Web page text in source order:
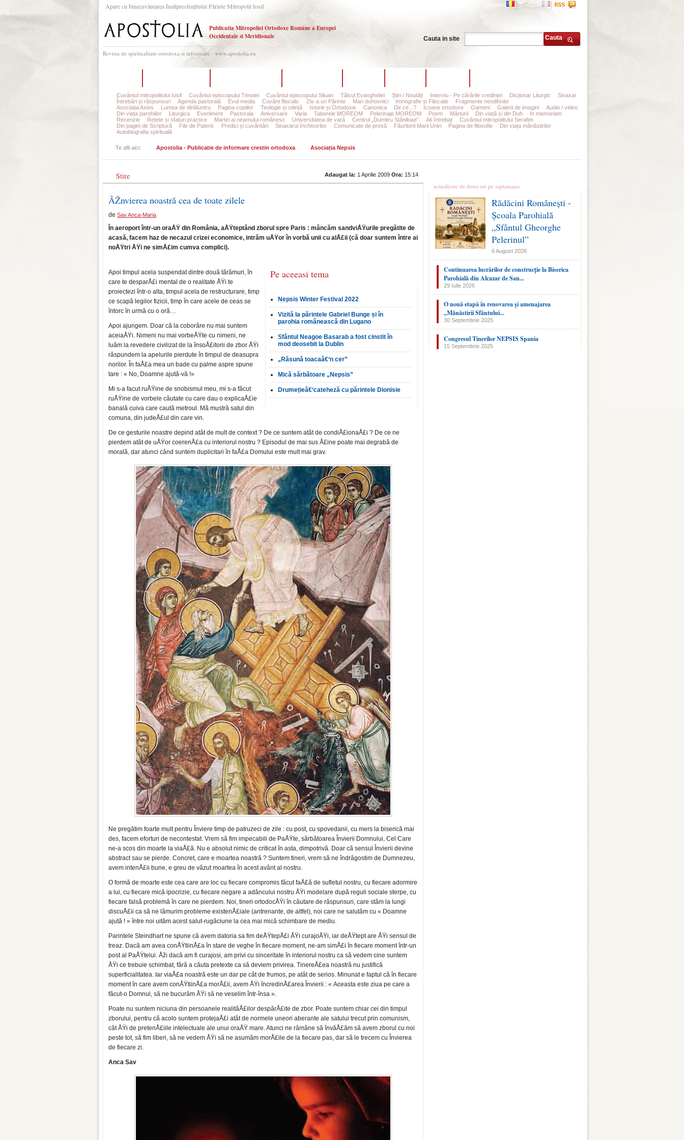
Apare cu binecuvântarea Înaltpresfinţitului Părinte Mitropolit Iosif Romana Francais
Publicatia Mitropoliei Ortodoxe Române a Europei
Occidentale si Meridionale
Revista de spiritualitate ortodoxa si informare - www.apostolia.eu
Cauta in site Cauta
Cuvântul mitropolitului Iosif Cuvântul episcopului Timotei Cuvântul episcopului Siluan Tâlcul Evangheliei Știri / Noutăți Interviu - Pe cărările credinței Dicționar Liturgic
Sinaxar
Întrebări și răspunsuri
Agenda pastorală Evul media Cuvânt filocalic Zis-a un Părinte Mari duhovnici Imnografie și Filocalie Fragmente neodihnite
Asociația Axios
Lumea de dinlăuntru Pagina copiilor Teologie și stiință Istorie și Ortodoxie Canonica De ce...? Icoane ortodoxe Oameni Galerii de imagini
Audio / video
Din viața parohiilor
Liturgica Eveniment Pastorala Aniversare Varia Taberele MOREOM Pelerinaje MOREOM Poem Mărturii Din viață și din Duh
In memoriam
Recenzie
Rețete și sfaturi practice Martiri ai neamului românesc Universitatea de vară Centrul „Dumitru Stăniloae” Ati întrebat
Cuvântul mitropolitului Serafim
Din pagini de Scriptură
File de Pateric Predici și cuvântări Sinaxarul închisorilor Comunicate de presă Făuritorii Marii Uniri Pagina de filosofie
Din viața mănăstirilor
Autobiografia spirituală
Te afli aici: Apostolia - Publicatie de informare crestin ortodoxa Asociația Nepsis
Stire Adaugat la: 1 Aprilie 2009 Ora: 15:14
ÃŽnvierea noastră cea de toate zilele
de Sav Anca-Maria
În aeroport într-un oraÅŸ din România, aÅŸteptând zborul spre Paris : mâncăm sandviÅŸurile pregătite de
acasă, facem haz de necazul crizei economice, intrăm uÅŸor în vorbă unii cu alÅ£ii (că doar suntem între ai
noÅŸtri ÅŸi ne simÅ£im cumva complici).
Pe aceeasi tema
Nepsis Winter Festival 2022
Vizită la părintele Gabriel Bunge și în
parohia românească din Lugano
Sfântul Neagoe Basarab a fost cinstit în
mod deosebit la Dublin
„Răsună toacaâ€‘n cer”
Mică sărbătoare „Nepsis”
Drumețieâ€‘cateheză cu părintele Dionisie
Apoi timpul acela suspendat dintre două tărâmuri, în
care te desparÅ£i mental de o realitate ÅŸi te
proiectezi într-o alta, timpul acela de restructurare, timp
ce scapă legilor fizicii, timp în care acele de ceas se
întorc în urmă cu o oră…
Apoi ajungem. Doar că la coborâre nu mai suntem
aceiaÅŸi. Nimeni nu mai vorbeÅŸte cu nimeni, ne
luăm la revedere civilizat de la însoÅ£itorii de zbor ÅŸi
răspundem la apelurile pierdute în timpul de deasupra
norilor. În faÅ£a mea un bade cu palme aspre spune
tare : « No, Doamne ajută-vă !»
Mi s-a facut ruÅŸine de snobismul meu, mi s-a făcut
ruÅŸine de vorbele căutate cu care dau o explicaÅ£ie
banală cuiva care caută metroul. Mă mustră satul din
comuna, din judeÅ£ul din care vin.
De ce gesturile noastre depind atât de mult de context ? De ce suntem atât de condiÅ£ionaÅ£i ? De ce ne
pierdem atât de uÅŸor coerenÅ£a cu interiorul nostru ? Episodul de mai sus Å£ine poate mai degrabă de
morală, dar atunci când suntem duplicitari în faÅ£a Domului este mult mai grav.
Ne pregătim foarte mult pentru Înviere timp de patruzeci de zile : cu post, cu spovedanii, cu mers la biserică mai
des, facem eforturi de necontestat. Vrem să fim impecabili de PaÅŸte, sărbătoarea Învierii Domnului, Cel Care
ne-a scos din moarte la viaÅ£ă. Nu e absolut nimic de criticat în asta, dimpotrivă. Doar că sensul Învierii devine
abstract sau se pierde. Concret, care e moartea noastră ? Suntem tineri, vrem să ne îndrăgostim de Dumnezeu,
avem intenÅ£ii bune, e greu de văzut moartea în acest avânt al nostru.
O formă de moarte este cea care are loc cu fiecare compromis făcut faÅ£ă de sufletul nostru, cu fiecare adormire
a lui, cu fiecare mică ipocrizie, cu fiecare negare a adâncului nostru ÅŸi modelare după reguli sociale sterpe, cu
fiecare falsă problemă în care ne pierdem. Noi, tineri ortodocÅŸi în căutare de răspunsuri, care stăm la lungi
discuÅ£ii ca să ne lămurim probleme existenÅ£iale (antrenante, de altfel), noi care ne salutăm cu « Doamne
ajută ! » între noi uităm acest salut-rugăciune la cea mai mică schimbare de mediu.
Parintele Steindhart ne spune că avem datoria sa fim deÅŸtepÅ£i ÅŸi curajoÅŸi, iar deÅŸtept are ÅŸi sensul de
treaz. Dacă am avea conÅŸtiinÅ£a în stare de veghe în fiecare moment, ne-am simÅ£i în fiecare moment într-un
post al PaÅŸtelui. Åži dacă am fi curajosi, am privi cu sinceritate în interiorul nostru ca să vedem cine suntem
ÅŸi ce trebuie schimbat, fără a căuta pretexte ca să deviem privirea. TinereÅ£ea noastră nu justifică
superficialitatea. Iar viaÅ£a noastră este un dar pe cât de frumos, pe atât de serios. Minunat e faptul că în fiecare
moment în care avem conÅŸtiinÅ£a morÅ£ii, avem ÅŸi încredinÅ£area Învierii : « Aceasta este ziua pe care a
făcut-o Domnul, să ne bucurăm ÅŸi să ne veselim într-însa ».
Poate nu suntem niciuna din persoanele realităÅ£ilor despărÅ£ite de zbor. Poate suntem chiar cei din timpul
zborului, pentru că acolo suntem protejaÅ£i atât de normele uneori aberante ale satului trecut prin comunism,
cât ÅŸi de pretenÅ£iile intelectuale ale unui oraÅŸ mare. Atunci ne rămâne să învăÅ£ăm să avem zborul cu noi
peste tot, să fim liberi, să ne vedem ÅŸi să ne asumăm morÅ£ile de la fiecare pas, dar să le trecem cu Învierea
de fiecare zi.
Anca Sav
actualizate de doua ori pe saptamana
Rădăcini Românești -
Școala Parohială
„Sfântul Gheorghe
Pelerinul”
6 August 2026
Continuarea lucrărilor de construcție la Biserica
Parohială din Alcazar de San...
29 Iulie 2026
O nouă etapă în renovarea și amenajarea
„Mănăstirii Sfântului...
30 Septembrie 2025
Congresul Tinerilor NEPSIS Spania
15 Septembrie 2025